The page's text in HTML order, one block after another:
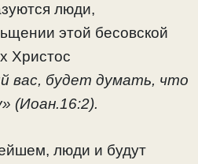
люди,
этой бесовской
Христос
вас, будет думать, что
(Иоан.16:2).
люди и будут